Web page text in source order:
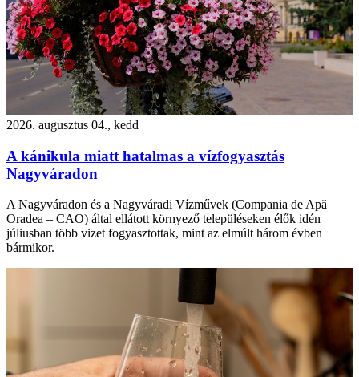
2026. augusztus 04., kedd
A kánikula miatt hatalmas a vízfogyasztás
Nagyváradon
A Nagyváradon és a Nagyváradi Vízművek (Compania de Apă
Oradea – CAO) által ellátott környező településeken élők idén
júliusban több vizet fogyasztottak, mint az elmúlt három évben
bármikor.